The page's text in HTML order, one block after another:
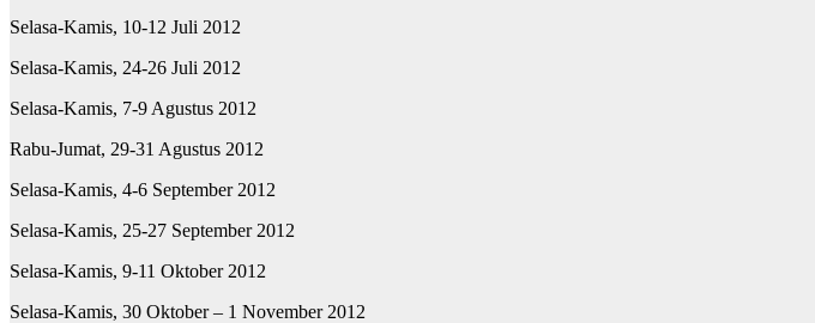
Selasa-Kamis, 10-12 Juli 2012
Selasa-Kamis, 24-26 Juli 2012
Selasa-Kamis, 7-9 Agustus 2012
Rabu-Jumat, 29-31 Agustus 2012
Selasa-Kamis, 4-6 September 2012
Selasa-Kamis, 25-27 September 2012
Selasa-Kamis, 9-11 Oktober 2012
Selasa-Kamis, 30 Oktober – 1 November 2012